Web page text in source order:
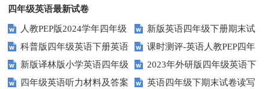
四年级英语最新试卷
人教PEP版2024学年四年级
英语下册期末测试卷
新版英语四年级下册期末试
卷
科普版四年级英语下册英语
Lesson1测试题及答案
课时测评-英语人教PEP四年
级上册 unit3 What would you
like-PartB练习及答案 (3)
新版译林版小学英语四年级
下册试卷Unit1-Unit2单元测试题
2023年外研版四年级英语下
册期中检测试题
四年级英语听力材料及答案
英语四年级下期末试卷读写